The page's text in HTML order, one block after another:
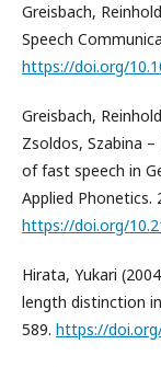
Greisbach,
Speech
https://doi.org/
Greisbach,
Zsoldos, Szabina
of fast speech in
Applied Phonetics.
https://doi.org/
Hirata, Yukari
length distinction
589. https://